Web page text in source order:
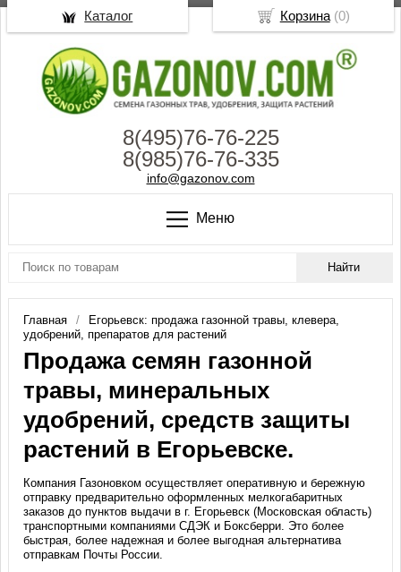
8(495)76-76-225
8(985)76-76-335
info@gazonov.com
Меню
Главная
Егорьевск: продажа газонной травы, клевера,
удобрений, препаратов для растений
Продажа семян газонной
травы, минеральных
удобрений, средств защиты
растений в Егорьевске.
Компания Газоновком осуществляет оперативную и бережную
отправку предварительно оформленных мелкогабаритных
заказов до пунктов выдачи в г. Егорьевск (Московская область)
транспортными компаниями СДЭК и Боксберри. Это более
быстрая, более надежная и более выгодная альтернатива
отправкам Почты России.
Корзина(0)
Каталог